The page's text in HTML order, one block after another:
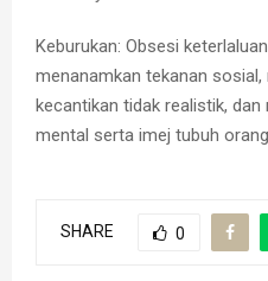
Keburukan: Obsesi
menanamkan tekanan
kecantikan tidak realistik,
mental serta imej tubuh
SHARE 0